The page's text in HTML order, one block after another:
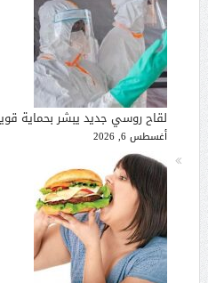
لقاح روسي جديد يبشر بحماية
أغسطس 6, 2026